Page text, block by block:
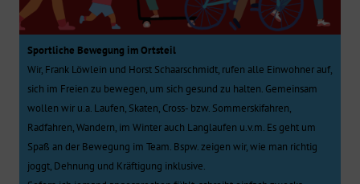
Sportliche Bewegung im Ortsteil
Wir, Frank Löwlein und Horst Schaarschmidt, rufen alle Einwohner auf,
sich im Freien zu bewegen, um sich gesund zu halten. Gemeinsam
wollen wir u.a. Laufen, Skaten, Cross- bzw. Sommerskifahren,
Radfahren, Wandern, im Winter auch Langlaufen u.v.m. Es geht um
Spaß an der Bewegung im Team. Bspw. zeigen wir, wie man richtig
joggt, Dehnung und Kräftigung inklusive.